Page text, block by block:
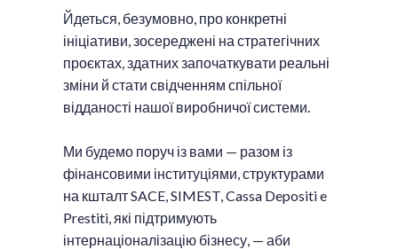
Йдеться, безумовно, про конкретні
ініціативи, зосереджені на стратегічних
проєктах, здатних започаткувати реальні
зміни й стати свідченням спільної
відданості нашої виробничої системи.
Ми будемо поруч із вами — разом із
фінансовими інституціями, структурами
на кшталт SACE, SIMEST, Cassa Depositi e
Prestiti, які підтримують
інтернаціоналізацію бізнесу, — аби